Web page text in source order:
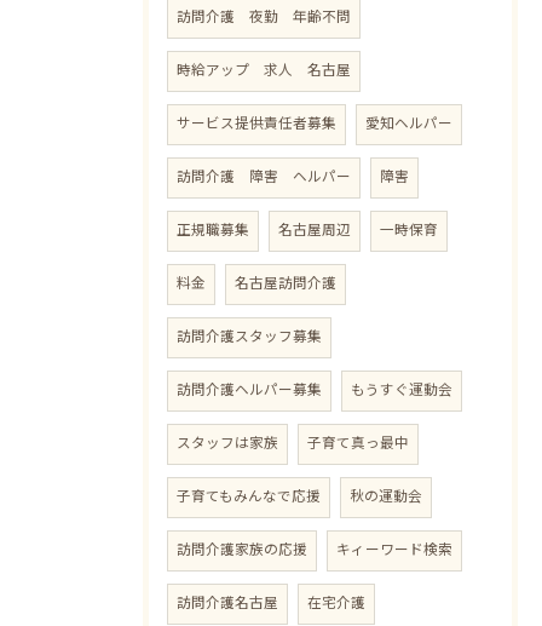
訪問介護 夜勤 年齢不問
時給アップ 求人 名古屋
サービス提供責任者募集 愛知ヘルパー
訪問介護 障害 ヘルパー 障害
正規職募集 名古屋周辺 一時保育
料金 名古屋訪問介護
訪問介護スタッフ募集
訪問介護ヘルパー募集 もうすぐ運動会
スタッフは家族 子育て真っ最中
子育てもみんなで応援 秋の運動会
訪問介護家族の応援 キィーワード検索
訪問介護名古屋 在宅介護